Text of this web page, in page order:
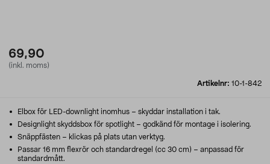
69,90
(inkl. moms)
Artikelnr: 10-1-842
Elbox för LED-downlight inomhus – skyddar installation i tak.
Designlight skyddsbox för spotlight – godkänd för montage i isolering.
Snäppfästen – klickas på plats utan verktyg.
Passar 16 mm flexrör och standardregel (cc 30 cm) – anpassad för
standardmått.